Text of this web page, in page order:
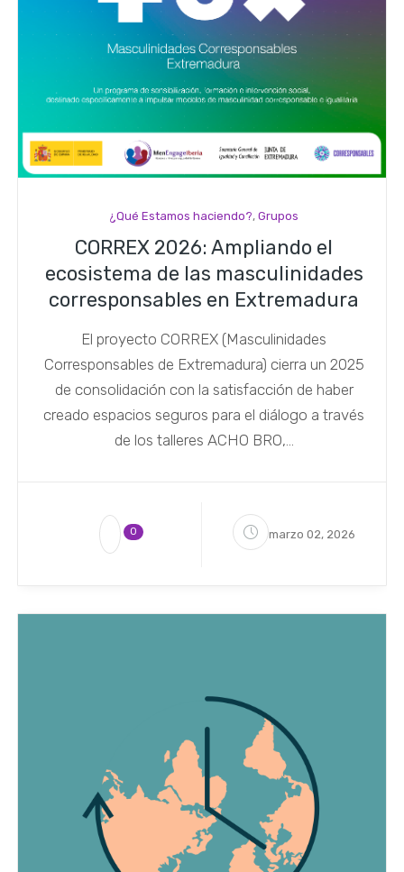
¿Qué Estamos haciendo?, Grupos
CORREX 2026: Ampliando el
ecosistema de las masculinidades
corresponsables en Extremadura
El proyecto CORREX (Masculinidades
Corresponsables de Extremadura) cierra un 2025
de consolidación con la satisfacción de haber
creado espacios seguros para el diálogo a través
de los talleres ACHO BRO,...
0 marzo 02, 2026